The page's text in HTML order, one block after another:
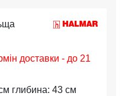
доставки - до 21
глибина: 43 см